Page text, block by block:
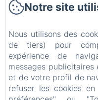
Notre site
Nous utilisons des
de tiers) pour
expérience de
messages
et de votre profil de
refuser les cookies